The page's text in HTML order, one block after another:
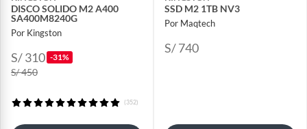
DISCO SOLIDO M2 A400
SA400M8240G
Por Kingston
S/ 310 -31%
S/ 450
(352)
SSD M2 1TB NV3
Por Maqtech
S/ 740